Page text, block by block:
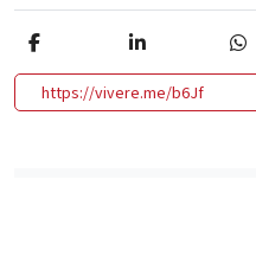
https://vivere.me/b6Jf